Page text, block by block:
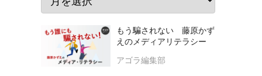
もう騙されない 藤原かず
えのメディアリテラシー
アゴラ編集部